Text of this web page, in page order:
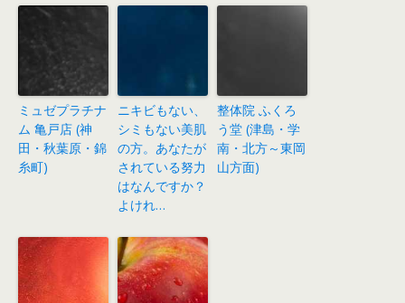
ミュゼプラチナ
ム 亀戸店 (神
田・秋葉原・錦
糸町)
ニキビもない、
シミもない美肌
の方。あなたが
されている努力
はなんですか？
よけれ…
整体院 ふくろ
う堂 (津島・学
南・北方～東岡
山方面)